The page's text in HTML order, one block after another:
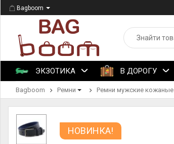
Bagboom
ЭКЗОТИКА В ДОРОГУ
Bagboom Ремни Ремни мужские кожаные
НОВИНКА!